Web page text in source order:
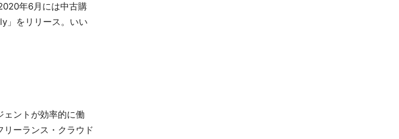
年6⽉には中古購
」をリリース。いい
ントが効率的に働
ーランス・クラウド